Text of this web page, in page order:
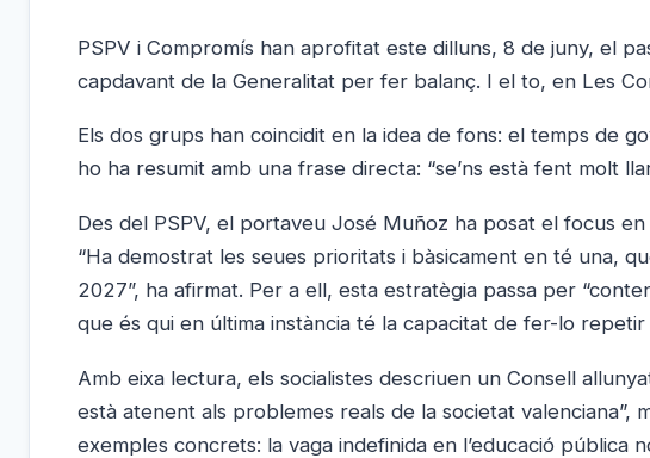
PSPV i Compromís han aprofitat este dilluns, 8 de juny, el
capdavant de la Generalitat per fer balanç. I el to, en Les
Els dos grups han coincidit en la idea de fons: el temps de
ho ha resumit amb una frase directa: “se’ns està fent molt
Des del PSPV, el portaveu José Muñoz ha posat el focus
“Ha demostrat les seues prioritats i bàsicament en té una,
2027”, ha afirmat. Per a ell, esta estratègia passa per
que és qui en última instància té la capacitat de fer-lo repetir
Amb eixa lectura, els socialistes descriuen un Consell
està atenent als problemes reals de la societat valenciana”,
exemples concrets: la vaga indefinida en l’educació